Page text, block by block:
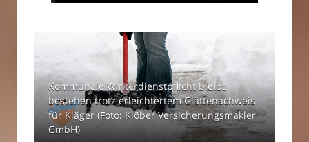
Kommunale Winterdienstpflicht bleibt
bestehen trotz erleichtertem Glättenachweis
für Kläger (Foto: Klöber Versicherungsmakler
GmbH)